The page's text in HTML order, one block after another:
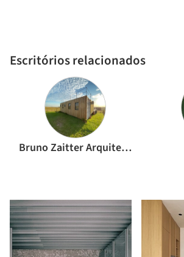
Escritórios relacionados
Bruno Zaitter Arquitetura e Urbanismo